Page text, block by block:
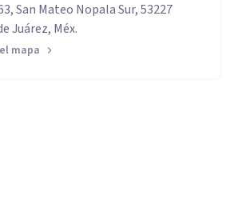
San Mateo Nopala Sur, 53227
Juárez, Méx.
mapa